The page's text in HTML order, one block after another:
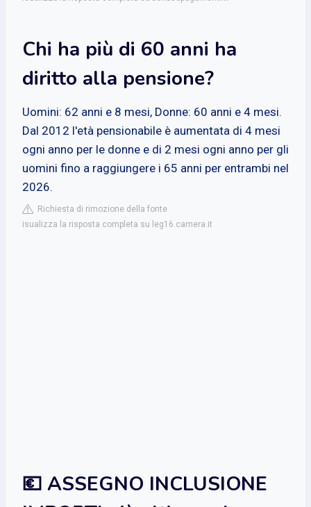
Chi ha più di 60 anni ha
diritto alla pensione?
Uomini: 62 anni e 8 mesi, Donne: 60 anni e 4 mesi.
Dal 2012 l'età pensionabile è aumentata di 4 mesi
ogni anno per le donne e di 2 mesi ogni anno per gli
uomini fino a raggiungere i 65 anni per entrambi nel
2026.
Richiesta di rimozione della fonte
isualizza la risposta completa su leg16.camera.it
💶 ASSEGNO INCLUSIONE